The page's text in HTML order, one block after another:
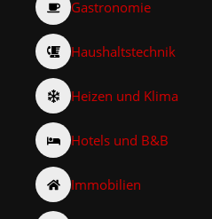
Gastronomie
Haushaltstechnik
Heizen und Klima
Hotels und B&B
Immobilien